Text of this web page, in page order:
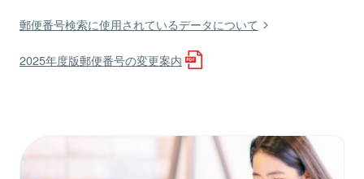
郵便番号検索に使用されているデータについて
2025年度版郵便番号の変更案内